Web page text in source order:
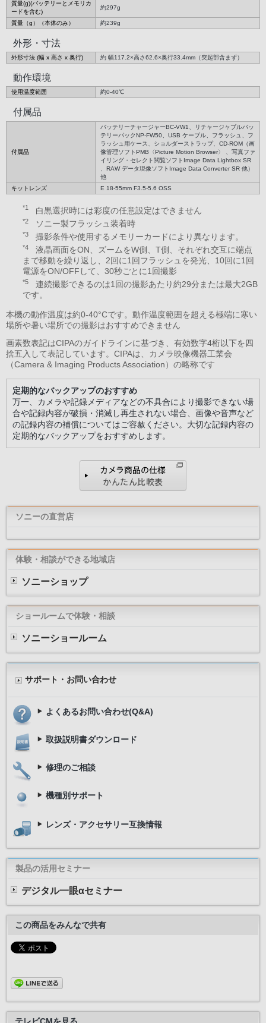
質量(g)(バッテリーとメモリカ
ードを含む)
約297g
質量（g）（本体のみ） 約239g
外形・寸法
外形寸法 (幅 x 高さ x 奥行) 約 幅117.2×高さ62.6×奥行33.4mm（突起部含まず）
動作環境
使用温度範囲 約0-40℃
付属品
付属品
バッテリーチャージャーBC-VW1、リチャージャブルバッ
テリーパックNP-FW50、USB ケーブル、フラッシュ、フ
ラッシュ用ケース、ショルダーストラップ、CD-ROM（画
像管理ソフトPMB〈Picture Motion Browser〉 、写真ファ
イリング・セレクト閲覧ソフトImage Data Lightbox SR
、RAW データ現像ソフトImage Data Converter SR 他）
他
キットレンズ
E 18-55mm F3.5-5.6 OSS
*1 白黒選択時には彩度の任意設定はできません
*2 ソニー製フラッシュ装着時
*3 撮影条件や使用するメモリーカードにより異なります。
*4
液晶画面をON、ズームをW側、T側、それぞれ交互に端点
まで移動を繰り返し、2回に1回フラッシュを発光、10回に1回
電源をON/OFFして、30秒ごとに1回撮影
*5
連続撮影できるのは1回の撮影あたり約29分または最大2GB
です。
本機の動作温度は約0-40°Cです。動作温度範囲を超える極端に寒い
場所や暑い場所での撮影はおすすめできません
画素数表記はCIPAのガイドラインに基づき、有効数字4桁以下を四
捨五入して表記しています。CIPAは、カメラ映像機器工業会
（Camera & Imaging Products Association）の略称です
定期的なバックアップのおすすめ
万一、カメラや記録メディアなどの不具合により撮影できない場
合や記録内容が破損・消滅し再生されない場合、画像や音声など
の記録内容の補償についてはご容赦ください。大切な記録内容の
定期的なバックアップをおすすめします。
ソニーの直営店
体験・相談ができる地域店
ソニーショップ
ショールームで体験・相談
ソニーショールーム
サポート・お問い合わせ
よくあるお問い合わせ(Q&A)
取扱説明書ダウンロード
修理のご相談
機種別サポート
レンズ・アクセサリー互換情報
製品の活用セミナー
デジタル一眼αセミナー
この商品をみんなで共有